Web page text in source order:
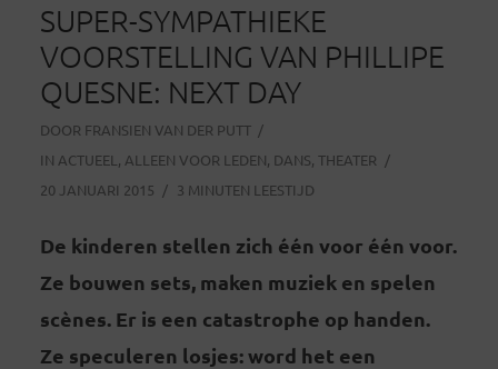
SUPER-SYMPATHIEKE
VOORSTELLING VAN PHILLIPE
QUESNE: NEXT DAY
DOOR FRANSIEN VAN DER PUTT
IN ACTUEEL , ALLEEN VOOR LEDEN, DANS, THEATER
20 JANUARI 2015
3 MINUTEN LEESTIJD
De kinderen stellen zich één voor één voor.
Ze bouwen sets, maken muziek en spelen
scènes. Er is een catastrophe op handen.
Ze speculeren losjes: word het een